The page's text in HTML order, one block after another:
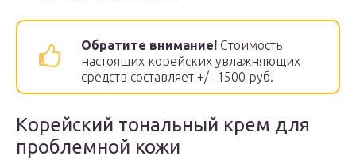
Обратите внимание! Стоимость
настоящих корейских увлажняющих
средств составляет +/- 1500 руб.
Корейский тональный крем для
проблемной кожи